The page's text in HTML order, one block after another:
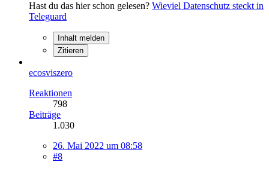
Hast du das hier schon gelesen? Wieviel Datenschutz steckt in
Teleguard
Inhalt melden
Zitieren
ecosviszero
Reaktionen
798
Beiträge
1.030
26. Mai 2022 um 08:58
#8